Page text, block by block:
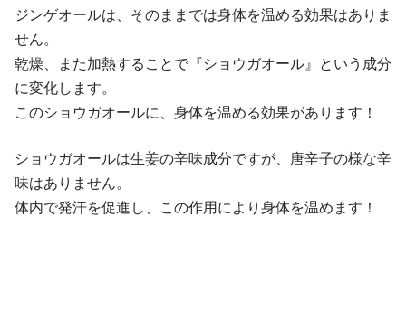
ジンゲオールは、そのままでは身体を温める効果はありま
せん。
乾燥、また加熱することで『ショウガオール』という成分
に変化します。
このショウガオールに、身体を温める効果があります！
ショウガオールは生姜の辛味成分ですが、唐辛子の様な辛
味はありません。
体内で発汗を促進し、この作用により身体を温めます！